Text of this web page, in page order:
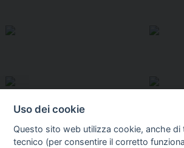
Uso dei cookie
Questo sito web utilizza cookie, anche di
tecnico (per consentire il corretto